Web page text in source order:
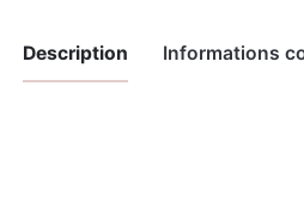
Description Informations